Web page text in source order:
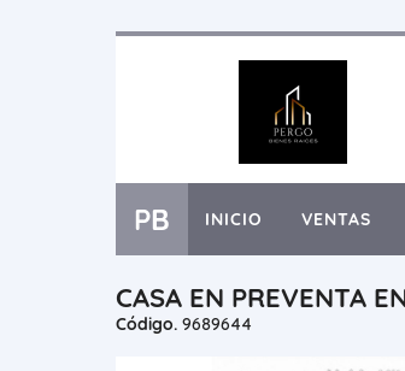
PB INICIO VENTAS
CASA EN PREVENTA
Código. 9689644